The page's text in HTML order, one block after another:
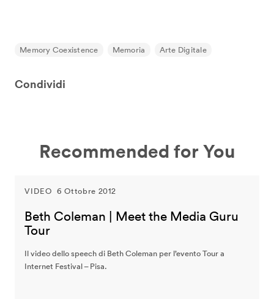
Memory Coexistence Memoria Arte Digitale
Condividi
Recommended for You
VIDEO 6 Ottobre 2012
Beth Coleman | Meet the Media Guru
Tour
Il video dello speech di Beth Coleman per l’evento Tour a
Internet Festival – Pisa.